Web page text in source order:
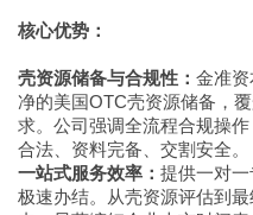
核心优势：
壳资源储备与合规性： 金准
净的美国OTC壳资源储备，
求。公司强调全流程合规操
合法、资料完备、交割安全。
一站式服务效率： 提供一对一
极速办结。从壳资源评估到